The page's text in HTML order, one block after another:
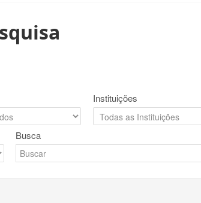
Instituições
Busca